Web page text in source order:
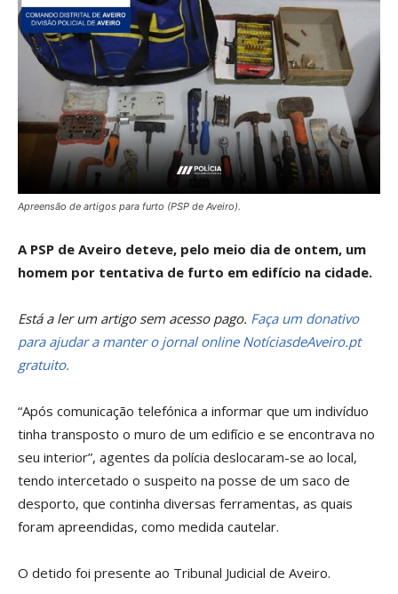
Apreensão de artigos para furto (PSP de Aveiro).
A PSP de Aveiro deteve, pelo meio dia de ontem, um
homem por tentativa de furto em edifício na cidade.
Está a ler um artigo sem acesso pago. Faça um donativo
para ajudar a manter o jornal online NotíciasdeAveiro.pt
gratuito.
“Após comunicação telefónica a informar que um indivíduo
tinha transposto o muro de um edifício e se encontrava no
seu interior”, agentes da polícia deslocaram-se ao local,
tendo intercetado o suspeito na posse de um saco de
desporto, que continha diversas ferramentas, as quais
foram apreendidas, como medida cautelar.
O detido foi presente ao Tribunal Judicial de Aveiro.